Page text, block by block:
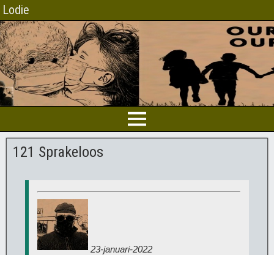
Lodie
121 Sprakeloos
23-januari-2022